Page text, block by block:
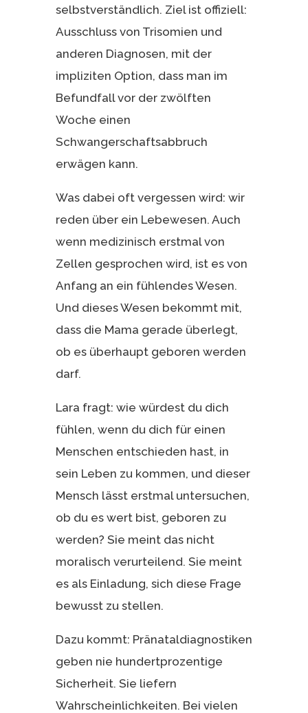
selbstverständlich. Ziel ist offiziell:
Ausschluss von Trisomien und
anderen Diagnosen, mit der
impliziten Option, dass man im
Befundfall vor der zwölften
Woche einen
Schwangerschaftsabbruch
erwägen kann.
Was dabei oft vergessen wird: wir
reden über ein Lebewesen. Auch
wenn medizinisch erstmal von
Zellen gesprochen wird, ist es von
Anfang an ein fühlendes Wesen.
Und dieses Wesen bekommt mit,
dass die Mama gerade überlegt,
ob es überhaupt geboren werden
darf.
Lara fragt: wie würdest du dich
fühlen, wenn du dich für einen
Menschen entschieden hast, in
sein Leben zu kommen, und dieser
Mensch lässt erstmal untersuchen,
ob du es wert bist, geboren zu
werden? Sie meint das nicht
moralisch verurteilend. Sie meint
es als Einladung, sich diese Frage
bewusst zu stellen.
Dazu kommt: Pränataldiagnostiken
geben nie hundertprozentige
Sicherheit. Sie liefern
Wahrscheinlichkeiten. Bei vielen